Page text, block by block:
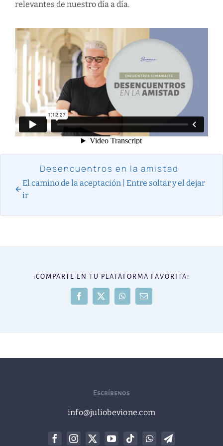
relevantes de nuestro día a día.
Desencuentros en la amistad
El camino de la aceptación | Entre soltar y el dejar
ir
¡COMPARTE EN TU PLATAFORMA FAVORITA!
Facebook
X WhatsAppCorreo
Escríbenos
info@juliobevione.com